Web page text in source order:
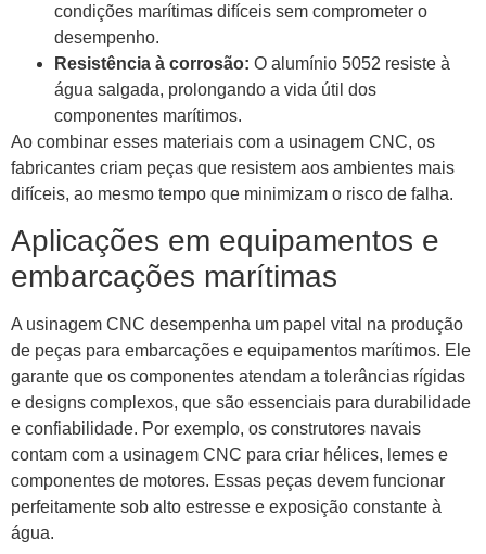
condições marítimas difíceis sem comprometer o
desempenho.
Resistência à corrosão: O alumínio 5052 resiste à
água salgada, prolongando a vida útil dos
componentes marítimos.
Ao combinar esses materiais com a usinagem CNC, os
fabricantes criam peças que resistem aos ambientes mais
difíceis, ao mesmo tempo que minimizam o risco de falha.
Aplicações em equipamentos e
embarcações marítimas
A usinagem CNC desempenha um papel vital na produção
de peças para embarcações e equipamentos marítimos. Ele
garante que os componentes atendam a tolerâncias rígidas
e designs complexos, que são essenciais para durabilidade
e confiabilidade. Por exemplo, os construtores navais
contam com a usinagem CNC para criar hélices, lemes e
componentes de motores. Essas peças devem funcionar
perfeitamente sob alto estresse e exposição constante à
água.